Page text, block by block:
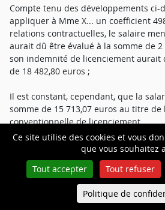
Ce site utilise des cookies et vous
que vous souhaitez
Tout accepter
Tout refuser
Politique de
Compte tenu des développements ci-
appliquer à Mme X... un coefficient
relations contractuelles, le salaire
aurait dû être évalué à la somme de 2
son indemnité de licenciement aurait
de 18 482,80 euros ;
Il est constant, cependant, que la
somme de 15 713,07 euros au titre
conventionnelle de licenciement.
La décision déférée, ayant accueillie
demande sera confirmée sur ce point.
AUX MOTIFS ADOPTES QUE « Sur le
conventionnelle de licenciement :
Queue-Fair